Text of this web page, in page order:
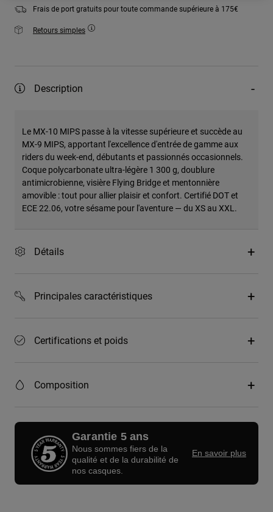
Frais de port gratuits pour toute commande supérieure à 175€
Retours simples
Description
Le MX-10 MIPS passe à la vitesse supérieure et succède au
MX-9 MIPS, apportant l'excellence d'entrée de gamme aux
riders du week-end, débutants et passionnés occasionnels.
Coque polycarbonate ultra-légère 1 300 g, doublure
antimicrobienne, visière Flying Bridge et mentonnière
amovible : tout pour allier plaisir et confort. Certifié DOT et
ECE 22.06, votre sésame pour l'aventure — du XS au XXL.
Détails
Principales caractéristiques
Certifications et poids
Composition
Garantie 5 ans
Nous sommes fiers de la
qualité et de la durabilité de
nos casques.
En savoir plus